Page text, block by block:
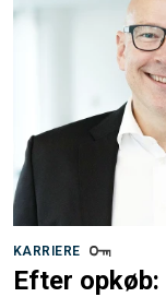
KARRIERE
Efter opkøb: